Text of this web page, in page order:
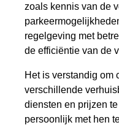
zoals kennis van de
regelgeving met
de efficiëntie van de
Het is verstandig om
verschillende
diensten en prijzen
persoonlijk met hen